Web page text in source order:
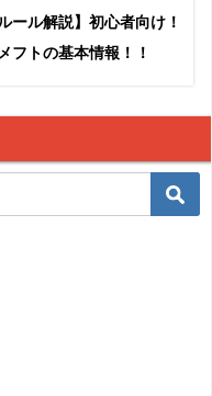
ルール解説】初心者向け！
フトの基本情報！！